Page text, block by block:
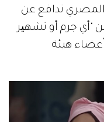
المصري تدافع عن
"أي جرم أو تشهیر
هيئة